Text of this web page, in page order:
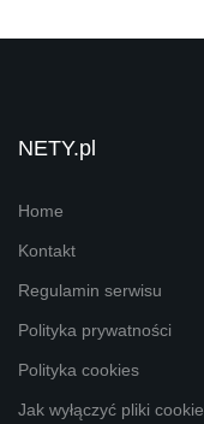
NETY.pl
Home
Kontakt
Regulamin serwisu
Polityka prywatności
Polityka cookies
Jak wyłączyć pliki cookie